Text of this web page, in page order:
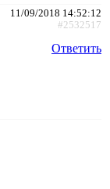
11/09/2018 14:52:12
#2532517
Ответить